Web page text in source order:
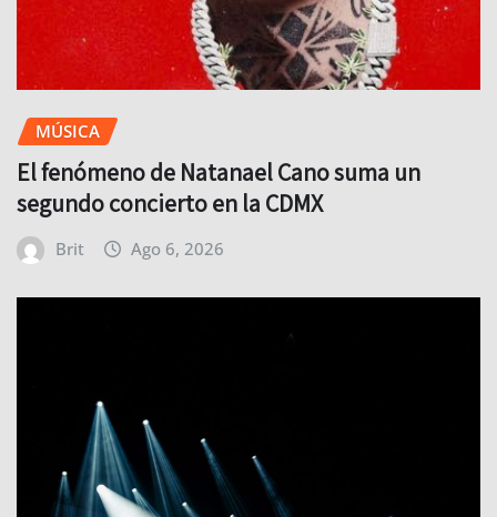
MÚSICA
El fenómeno de Natanael Cano suma un
segundo concierto en la CDMX
Brit Ago 6, 2026